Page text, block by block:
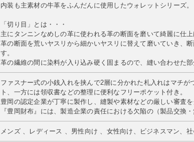
内装も主素材の牛革をふんだんに使用したウォレットシリーズ。
「切り目」とは・・・
主にタンニンなめしの革に使われる革の断面を磨いて綺麗に仕上
革の断面を荒いヤスリから細かいヤスリに替えて磨いていき、
す。
革の繊維の間に染料が入り込み硬く固まるので、縫い合わせた
ファスナー式の小銭入れを挟んで2層に分かれた札入れはマチ
ト、一方には領収書などの整理に便利なフリーポケット付き。
豊岡の認定企業が丁寧に製作し、縫製や素材などの厳しい審査
『豊岡財布』には、製造企業の責任における欠陥の（製品交換
メンズ 、レディース 、男性向け 、女性向け、ビジネスマン、